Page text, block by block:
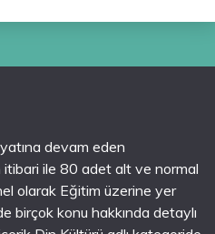
devam eden
ile 80 adet alt ve normal
olarak Eğitim üzerine yer
birçok konu hakkında detaylı